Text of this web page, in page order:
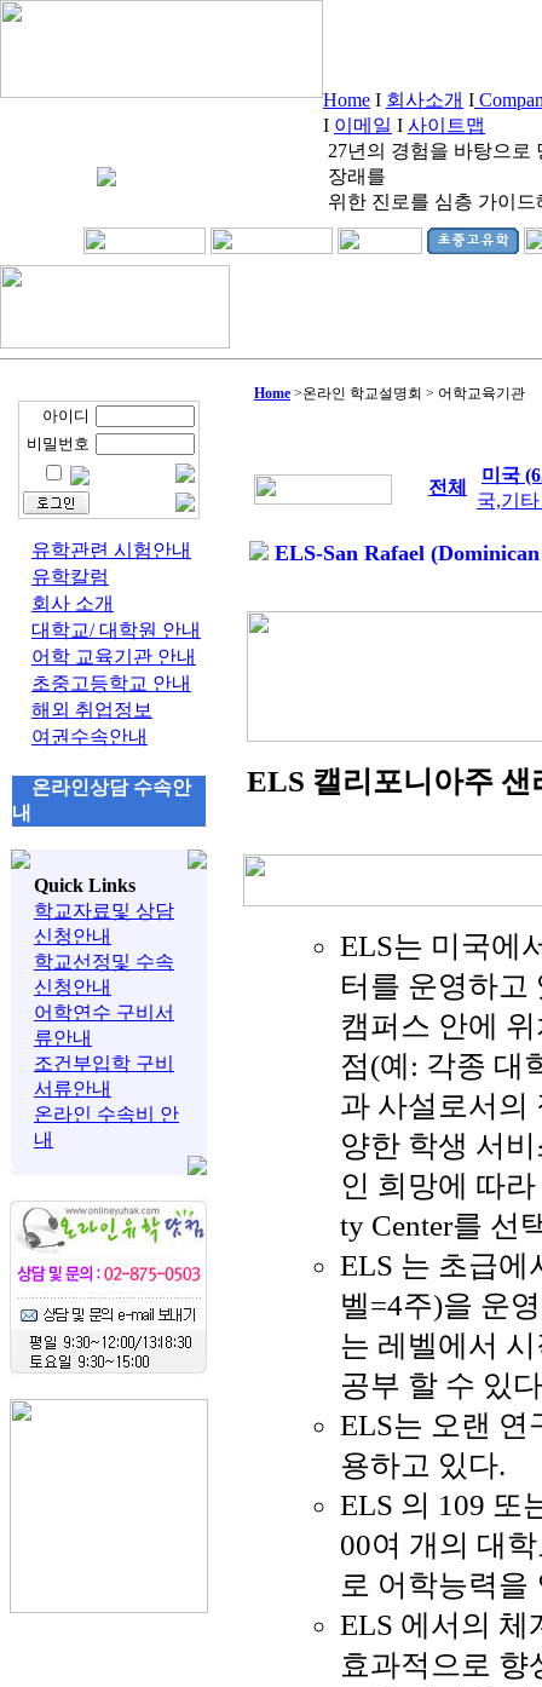
Home I 회사소개 I
I 이메일 I 사이트맵
27년의 경험을 바탕으로
장래를
위한 진로를 심층 가이드
아이디
비밀번호
유학관련 시험안내
유학칼럼
회사 소개
대학교/ 대학원 안내
어학 교육기관 안내
초중고등학교 안내
해외 취업정보
여권수속안내
온라인상담 수속안
내
Quick Links
학교자료및 상담
신청안내
학교선정및 수속
신청안내
어학연수 구비서
류안내
조건부입학 구비
서류안내
온라인 수속비 안
내
Home >온라인 학교설명회 > 어학교육기관
전체
미국
국,기
ELS-San Rafael
ELS 캘리포니아주
ELS는 미국에
터를 운영하고
캠퍼스 안에
점(예: 각종 대
과 사설로서의
양한 학생 서
인 희망에 따
ty Center를 선
ELS 는 초급에
벨=4주)을 운
는 레벨에서
공부 할 수 있
ELS는 오랜 연
용하고 있다.
ELS 의 109 또
00여 개의 대
로 어학능력을
ELS 에서의 체
효과적으로 향